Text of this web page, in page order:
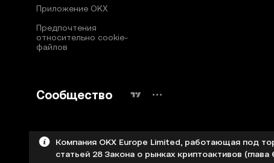
Приложение OKX
Предпочтения
относительно сookie-
файлов
Сообщество
Компания OKX Europe Limited, работающая под
статьей 28 Закона о рынках криптоактивов